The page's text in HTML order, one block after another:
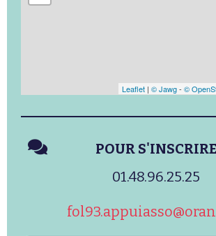
Leaflet | © Jawg- ©
POUR S'INSCRIRE
01.48.96.25.25